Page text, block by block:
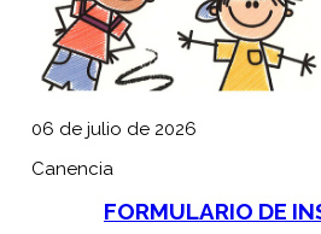
06 de julio de 2026
Canencia
FORMULARIO DE